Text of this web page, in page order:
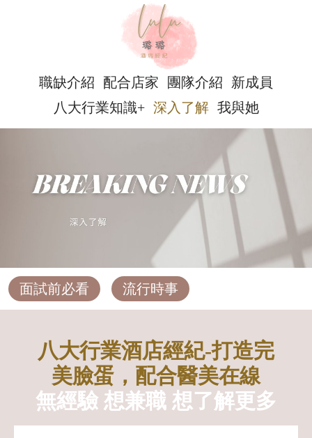
職缺介紹 配合店家 團隊介紹
新成員
八大行業知識+ 深入了解 我與她
面試前必看 流行時事
八大行業酒店經紀-打造完
美臉蛋，配合醫美在線
無經驗 想兼職 想了解更多